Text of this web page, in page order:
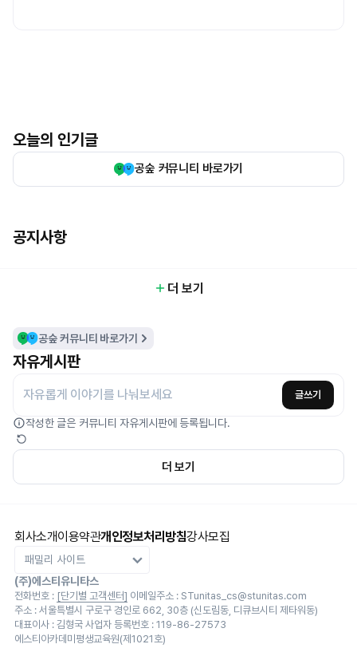
오늘의 인기글
공숲 커뮤니티 바로가기
공지사항
더 보기
공숲 커뮤니티 바로가기
자유게시판
자유롭게 이야기를 나눠보세요 글쓰기
작성한 글은 커뮤니티 자유게시판에 등록됩니다.
더 보기
풀서비스 라이브가 시작되면
풀서비스 소식 받기
회사소개이용약관개인정보처리방침강사모집
(주)에스티유니타스
전화번호 : [단기별 고객센터] 이메일주소 : STunitas_cs@stunitas.com
주소 : 서울특별시 구로구 경인로 662, 30층 (신도림동, 디큐브시티 제타워동)
대표이사 : 김형국 사업자 등록번호 : 119-86-27573
에스티아카데미평생교육원(제1021호)